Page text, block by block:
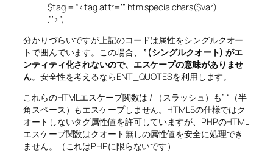
$tag = “<tag attr=’”. htmlspecialchars($var)
.”‘>”;
分かりづらいですが上記のコードは属性をシングルクオー
トで囲んでいます。この場合、 ‘ (シングルクオート) がエ
ンティティ化されないので、エスケープの意味がありませ
ん。安全性を考えるならENT_QUOTESを利用します。
これらのHTMLエスケープ関数は / （スラッシュ）も” “（半
角スペース）もエスケープしません。HTML5の仕様ではク
オートしないタグ属性値を許可していますが、PHPのHTML
エスケープ関数はクオート無しの属性値を安全に処理でき
ません。（これはPHPに限らないです）